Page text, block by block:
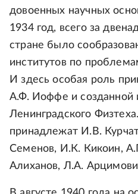
довоенных научных
1934 год, всего за
стране было
институтов по
И здесь особая роль
А.Ф. Иоффе и созданной
Ленинградского
принадлежат И.В.
Семенов, И.К. Кикоин,
Алиханов, Л.А.